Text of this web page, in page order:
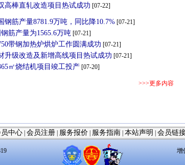
高棒直轧改造项目热试成功 [07-22]
钢筋产量8781.9万吨，同比降10.7% [07-21]
筋产量为1565.6万吨 [07-21]
带钢加热炉烘炉工作圆满成功 [07-21]
升级改造及新增高线项目热试成功 [07-21]
㎡烧结机项目竣工投产 [07-20]
>>>更多内容
中心 会员注册 服务报价 服务指南 本站声明 会员链
增